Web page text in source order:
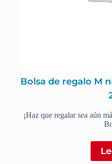
Bolsa de regalo M
¡Haz que regalar sea aún